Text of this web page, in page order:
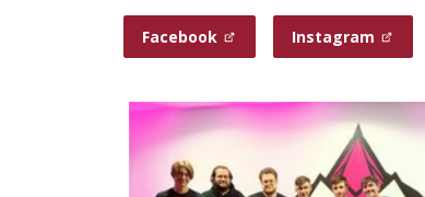
Facebook Instagram